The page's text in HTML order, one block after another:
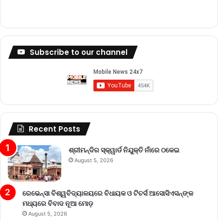
Subscribe to our channel
Recent Posts
ଶ୍ରୀମନ୍ଦିର ସ୍କ୍ୱାର୍ଡ ନିଯୁକ୍ତି ନାଁରେ ଠକେଇ
August 5, 2026
ରେଭେନ୍ସା ବିଶ୍ୱବିଦ୍ୟାଳୟରେ ବିଧାୟକ ଓ ଟିଚର୍ସ ଆସୋସିଏସନ୍‌ଙ୍କ
ମଧ୍ୟରେ ବିବାଦ ନୂଆ ମୋଡ଼
August 5, 2026